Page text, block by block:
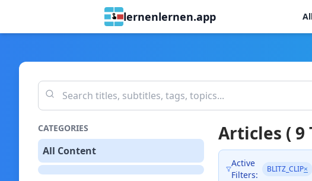
lernenlernen.app
CATEGORIES
All Content
Articles ( 9
Active
Filters:
BLITZ_CLIP×